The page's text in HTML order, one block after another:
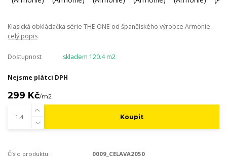
Klasická obkládačka série THE ONE od španělského výrobce Armonie.
celý popis
Dostupnost skladem 120.4 m2
Nejsme plátci DPH
299 Kč/m2
Koupit
Číslo produktu:
0009_CELAVA2050